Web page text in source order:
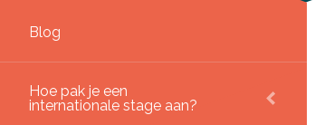
Blog
Hoe pak je een
internationale stage aan?